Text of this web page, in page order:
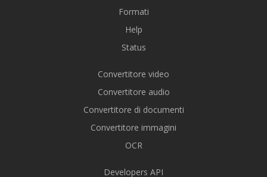
Formati
Help
Status
Convertitore video
Convertitore audio
Convertitore di documenti
Convertitore immagini
OCR
Developers API